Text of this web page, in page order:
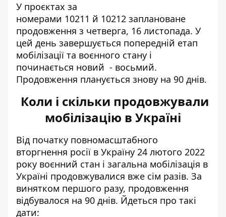
У проєктах за
номерами 10211 й 10212 заплановане
продовження з четверга, 16 листопада. У
цей день завершується попередній етап
мобілізації та воєнного стану і
починається новий - восьмий.
Продовження планується знову на 90 днів.
Коли і скільки продовжували
мобілізацію в Україні
Від початку повномасштабного
вторгнення росії в Україну 24 лютого 2022
року воєнний стан і загальна мобілізація в
Україні продовжувалися вже сім разів. За
винятком першого разу, продовження
відбувалося на 90 днів. Йдеться про такі
дати: